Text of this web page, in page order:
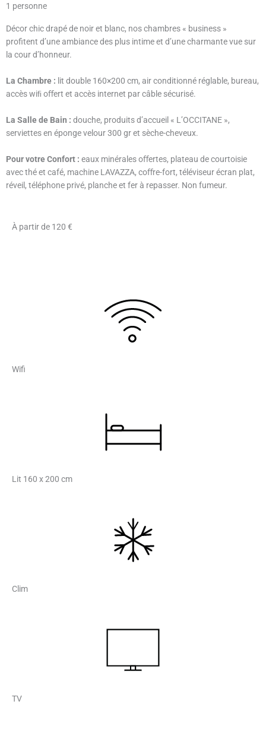
1 personne
Décor chic drapé de noir et blanc, nos chambres « business »
profitent d’une ambiance des plus intime et d’une charmante vue sur
la cour d’honneur.
La Chambre : lit double 160×200 cm, air conditionné réglable, bureau,
accès wiﬁ oﬀert et accès internet par câble sécurisé.
La Salle de Bain : douche, produits d’accueil « L’OCCITANE »,
serviettes en éponge velour 300 gr et sèche-cheveux.
Pour votre Confort : eaux minérales oﬀertes, plateau de courtoisie
avec thé et café, machine LAVAZZA, coﬀre-fort, téléviseur écran plat,
réveil, téléphone privé, planche et fer à repasser. Non fumeur.
À partir de 120 €
Wifi
Lit 160 x 200 cm
Clim
TV